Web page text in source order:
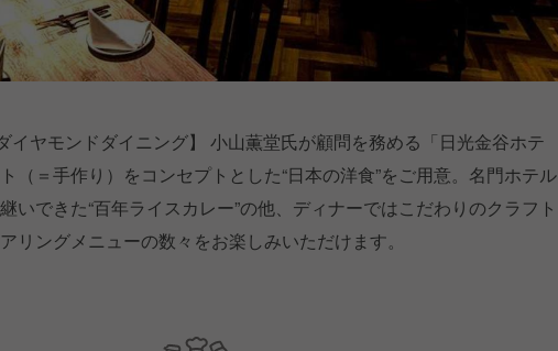
イヤモンドダイニング】 小山薫堂氏が顧問を務める「日光金谷ホテ
（＝手作り）をコンセプトとした“日本の洋食”をご用意。名門ホテル
いできた“百年ライスカレー”の他、ディナーではこだわりのクラフト
リングメニューの数々をお楽しみいただけます。